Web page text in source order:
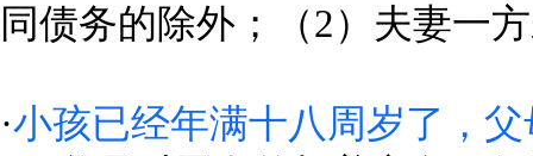
同债务的除外；（2）夫妻一
·小孩已经年满十八周岁了，